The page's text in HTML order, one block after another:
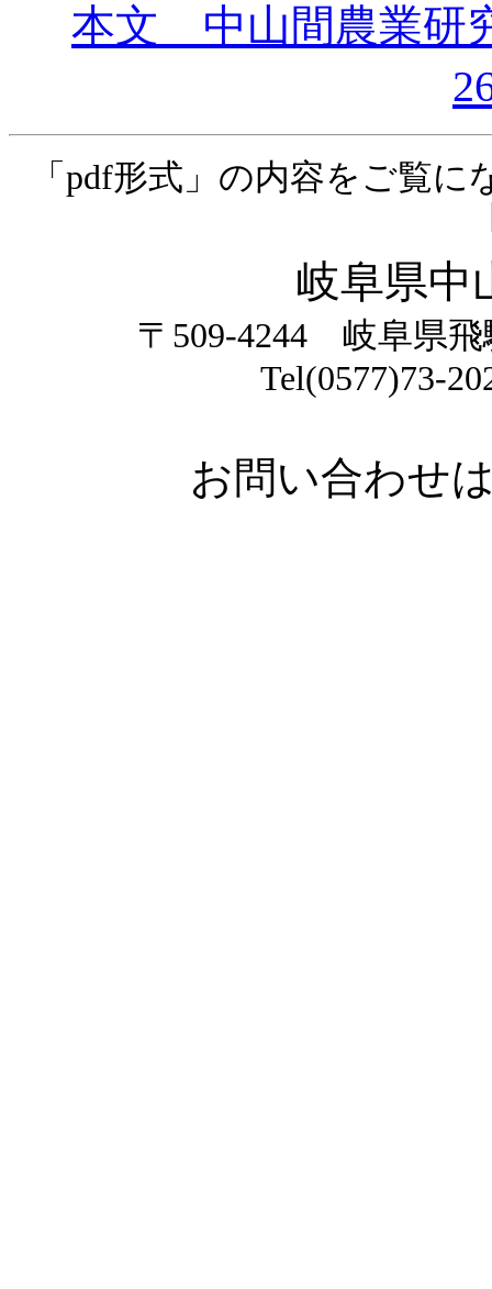
本文 中山間農業研
「pdf形式」の内容をご覧
岐阜県中
〒509-4244 岐阜県飛
Tel(0577)73-
お問い合わせ